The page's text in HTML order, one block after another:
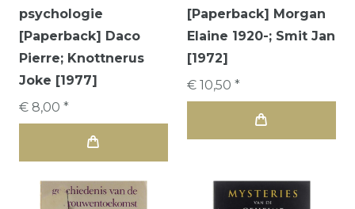
psychologie
[Paperback] Daco
Pierre; Knottnerus
Joke [1977]
€ 8,00 *
[Paperback] Morgan
Elaine 1920-; Smit Jan
[1972]
€ 10,50 *